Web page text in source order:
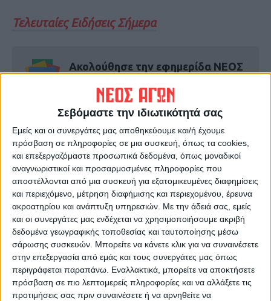
Σεβόμαστε την ιδιωτικότητά σας
Εμείς και οι συνεργάτες μας αποθηκεύουμε και/ή έχουμε
πρόσβαση σε πληροφορίες σε μια συσκευή, όπως τα cookies,
και επεξεργαζόμαστε προσωπικά δεδομένα, όπως μοναδικοί
αναγνωριστικοί και προσαρμοσμένες πληροφορίες που
αποστέλλονται από μια συσκευή για εξατομικευμένες διαφημίσεις
και περιεχόμενο, μέτρηση διαφήμισης και περιεχομένου, έρευνα
ακροατηρίου και ανάπτυξη υπηρεσιών. Με την άδειά σας, εμείς
και οι συνεργάτες μας ενδέχεται να χρησιμοποιήσουμε ακριβή
δεδομένα γεωγραφικής τοποθεσίας και ταυτοποίησης μέσω
σάρωσης συσκευών. Μπορείτε να κάνετε κλικ για να συναινέσετε
στην επεξεργασία από εμάς και τους συνεργάτες μας όπως
περιγράφεται παραπάνω. Εναλλακτικά, μπορείτε να αποκτήσετε
πρόσβαση σε πιο λεπτομερείς πληροφορίες και να αλλάξετε τις
προτιμήσεις σας πριν συναινέσετε ή να αρνηθείτε να
Τελευταίες Ειδήσεις Σήμερα
Ακολούθησε την εφημερίδα ΝΕΟΣ
Όλες οι εξελίξεις στην περιοχή της
Καρδίτσας και ευρύτερα της Θεσσαλίας
Κάνενας διαχωρισμός
ανάμεσα στα αιτήματα των
αγροτών
Γκόλ στα ερτζιανά 11/2/2025